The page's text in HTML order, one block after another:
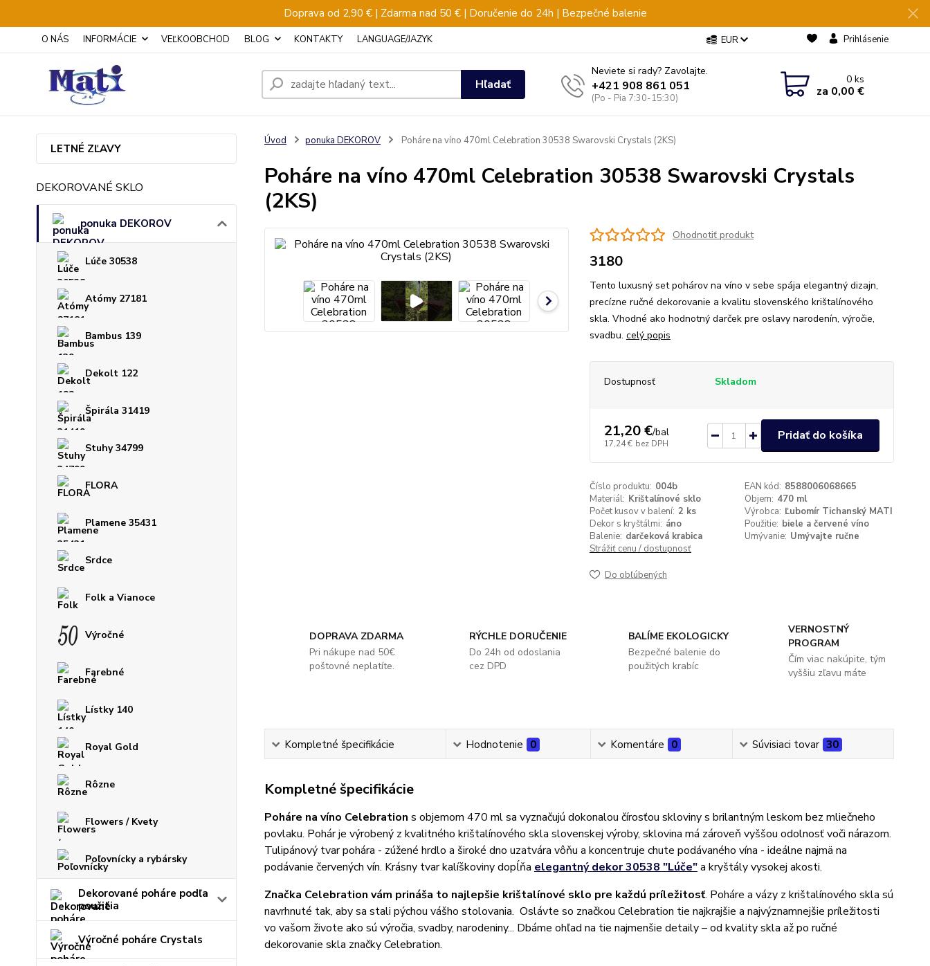
Doprava od 2,90 € | Zdarma nad 50 € | Doručenie do 24h | Bezpečné balenie
O NÁS INFORMÁCIE VEĽKOOBCHOD BLOG KONTAKTY LANGUAGE/JAZYK EUR Prihlásenie
Hľadať
Neviete si rady? Zavolajte.
+421 908 861 051
(Po - Pia 7:30-15:30)
0ks
za 0,00 €
LETNÉ ZĽAVY
DEKOROVANÉ SKLO
ponuka DEKOROV
Lúče 30538
Atómy 27181
Bambus 139
Dekolt 122
Špirála 31419
Stuhy 34799
FLORA
Plamene 35431
Srdce
Folk a Vianoce
Výročné
Farebné
Lístky 140
Royal Gold
Rôzne
Flowers / Kvety
Poľovnícky a rybársky
Dekorované poháre podľa
použitia
Výročné poháre Crystals
Úvod ponuka DEKOROV Poháre na víno 470ml Celebration 30538 Swarovski Crystals (2KS)
Poháre na víno 470ml Celebration 30538 Swarovski Crystals
(2KS)
Ohodnotiť produkt
3180
Tento luxusný set pohárov na víno v sebe spája elegantný dizajn,
precízne ručné dekorovanie a kvalitu slovenského krištalínového
skla. Vhodné ako hodnotný darček pre oslavy narodenín, výročie,
svadbu. celý popis
Dostupnosť Skladom
21,20 €/bal
17,24 € bez DPH
Pridať do košíka
Číslo produktu: 004b EAN kód: 8588006068665
Materiál: Krištalínové sklo Objem: 470 ml
Počet kusov v balení: 2 ks Výrobca: Ľubomír Tichanský MATI
Dekor s kryštálmi: áno Použitie: biele a červené víno
Balenie: darčeková krabica Umývanie: Umývajte ručne
Strážiť cenu / dostupnosť
Do obľúbených
DOPRAVA ZDARMA
Pri nákupe nad 50€
poštovné neplatíte.
RÝCHLE DORUČENIE
Do 24h od odoslania
cez DPD
BALÍME EKOLOGICKY
Bezpečné balenie do
použitých krabíc
VERNOSTNÝ
PROGRAM
Čím viac nakúpite, tým
vyššiu zľavu máte
Kompletné špecifikácie Hodnotenie 0 Komentáre 0 Súvisiaci tovar 30
Kompletné špecifikácie
Poháre na víno Celebration s objemom 470 ml sa vyznačujú dokonalou čírosťou skloviny s brilantným leskom bez mliečneho
povlaku. Pohár je výrobený z kvalitného krištalínového skla slovenskej výroby, sklovina má zároveň vyššou odolnosť voči nárazom.
Tulipánový tvar pohára - zúžené hrdlo a široké dno uzatvára vôňu a koncentruje chute podávaného vína - ideálne najmä na
podávanie červených vín. Krásny tvar kalíškoviny dopĺňa elegantný dekor 30538 "Lúče"a kryštály vysokej akosti.
Značka Celebration vám prináša to najlepšie krištalínové sklo pre každú príležitosť. Poháre a vázy z krištalínového skla sú
navrhnuté tak, aby sa stali pýchou vášho stolovania. Oslávte so značkou Celebration tie najkrajšie a najvýznamnejšie príležitosti
vo vašom živote ako sú výročia, svadby, narodeniny... Dbáme ohľad na tie najmenšie detaily – od kvality skla až po ručné
dekorovanie skla značky Celebration.